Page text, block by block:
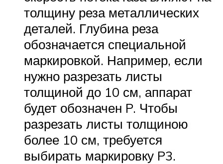
толщину реза металлических
деталей. Глубина реза
обозначается специальной
маркировкой. Например, если
нужно разрезать листы
толщиной до 10 см, аппарат
будет обозначен P. Чтобы
разрезать листы толщиною
более 10 см, требуется
выбирать маркировку P3.